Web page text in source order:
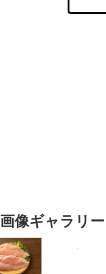
画像ギャラリー